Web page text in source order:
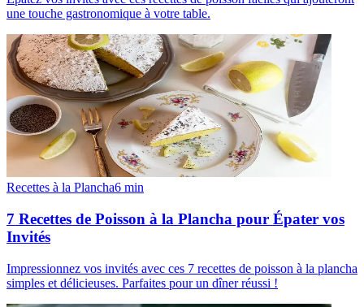
une touche gastronomique à votre table.
Recettes à la Plancha6 min
7 Recettes de Poisson à la Plancha pour Épater vos
Invités
Impressionnez vos invités avec ces 7 recettes de poisson à la plancha
simples et délicieuses. Parfaites pour un dîner réussi !